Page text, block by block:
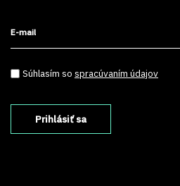
E-mail
Súhlasím so spracúvaním údajov*
Súhlasím so spracúvaním údajov